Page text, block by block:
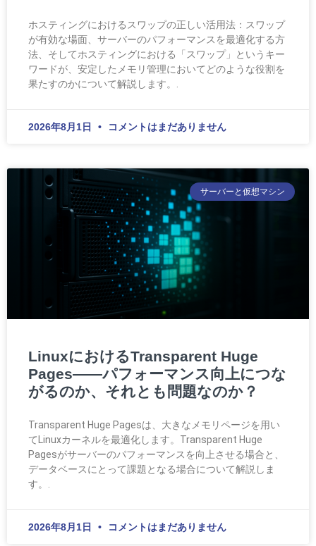
ホスティングにおけるスワップの正しい活用法：スワップ
が有効な場面、サーバーのパフォーマンスを最適化する方
法、そしてホスティングにおける「スワップ」というキー
ワードが、安定したメモリ管理においてどのような役割を
果たすのかについて解説します。.
2026年8月1日 コメントはまだありません
サーバーと仮想マシン
LinuxにおけるTransparent Huge
Pages――パフォーマンス向上につな
がるのか、それとも問題なのか？
Transparent Huge Pagesは、大きなメモリページを用い
てLinuxカーネルを最適化します。Transparent Huge
Pagesがサーバーのパフォーマンスを向上させる場合と、
データベースにとって課題となる場合について解説しま
す。.
2026年8月1日 コメントはまだありません